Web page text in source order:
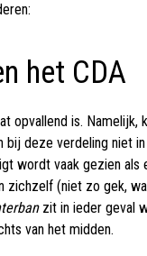
het CDA
opvallend is. Namelijk,
bij deze verdeling niet
wordt vaak gezien als
zichzelf (niet zo gek,
zit in ieder geval
van het midden.